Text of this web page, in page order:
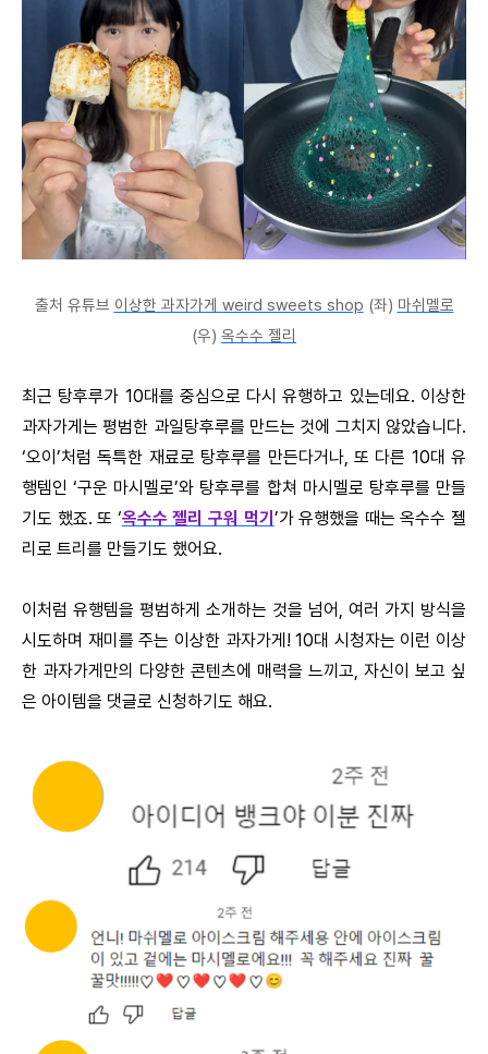
출처 유튜브 이상한 과자가게 weird sweets shop (좌) 마쉬멜로
(우) 옥수수 젤리
최근 탕후루가 10대를 중심으로 다시 유행하고 있는데요. 이상한
과자가게는 평범한 과일탕후루를 만드는 것에 그치지 않았습니다.
‘오이’처럼 독특한 재료로 탕후루를 만든다거나, 또 다른 10대 유
행템인 ‘구운 마시멜로’와 탕후루를 합쳐 마시멜로 탕후루를 만들
기도 했죠. 또 ‘옥수수 젤리 구워 먹기 ’가 유행했을 때는 옥수수 젤
리로 트리를 만들기도 했어요.
이처럼 유행템을 평범하게 소개하는 것을 넘어, 여러 가지 방식을
시도하며 재미를 주는 이상한 과자가게! 10대 시청자는 이런 이상
한 과자가게만의 다양한 콘텐츠에 매력을 느끼고, 자신이 보고 싶
은 아이템을 댓글로 신청하기도 해요.